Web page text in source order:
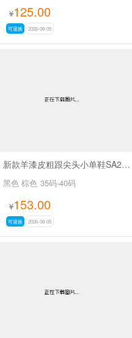
¥125.00
可退换 2026-08-05
新款羊漆皮粗跟尖头小单鞋SA25166
黑色 棕色 35码-40码
¥153.00
可退换 2026-08-05